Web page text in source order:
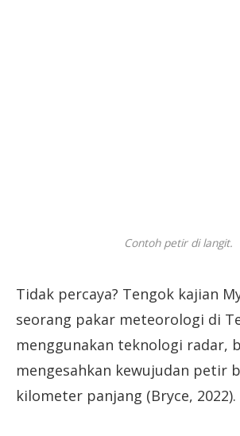
Contoh petir di langit.
Tidak percaya? Tengok kajian
seorang pakar meteorologi di
menggunakan teknologi radar,
mengesahkan kewujudan petir
kilometer panjang (Bryce, 2022).